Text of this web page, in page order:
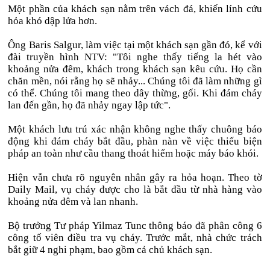
Một phần của khách sạn nằm trên vách đá, khiến lính cứu
hỏa khó dập lửa hơn.
Ông Baris Salgur, làm việc tại một khách sạn gần đó, kể với
đài truyền hình NTV: "Tôi nghe thấy tiếng la hét vào
khoảng nửa đêm, khách trong khách sạn kêu cứu. Họ cần
chăn mền, nói rằng họ sẽ nhảy... Chúng tôi đã làm những gì
có thể. Chúng tôi mang theo dây thừng, gối. Khi đám cháy
lan đến gần, họ đã nhảy ngay lập tức".
Một khách lưu trú xác nhận không nghe thấy chuông báo
động khi đám cháy bắt đầu, phàn nàn về việc thiếu biện
pháp an toàn như cầu thang thoát hiểm hoặc máy báo khói.
Hiện vẫn chưa rõ nguyên nhân gây ra hỏa hoạn. Theo tờ
Daily Mail, vụ cháy được cho là bắt đầu từ nhà hàng vào
khoảng nửa đêm và lan nhanh.
Bộ trưởng Tư pháp Yilmaz Tunc thông báo đã phân công 6
công tố viên điều tra vụ cháy. Trước mắt, nhà chức trách
bắt giữ 4 nghi phạm, bao gồm cả chủ khách sạn.